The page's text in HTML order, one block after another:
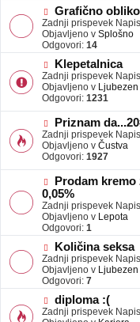
e
b
j
a
v
e
N
o
v
e
o
j
a
v
e
Grafično
Zadnji prispevek
Objavljeno v Splošno
Odgovori: 14
N
o
v
e
b
a
v
e
Klepetalnica
Zadnji prispevek
Objavljeno v
Odgovori: 1231
N
o
v
e
o
b
j
a
v
e
Priznam
Zadnji prispevek
Objavljeno v Čustva
Odgovori: 1927
N
o
v
e
o
b
a
v
e
Prodam
0,05%
Zadnji prispevek
Objavljeno v Lepota
Odgovori: 1
N
o
v
e
o
b
j
Količina seksa
Zadnji prispevek
Objavljeno v
Odgovori: 7
N
o
diploma :(
Zadnji prispevek